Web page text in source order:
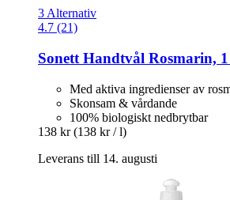
3 Alternativ
4.7 (21)
Sonett Handtvål Rosmarin,
Med aktiva ingredienser av
Skonsam & vårdande
100% biologiskt nedbrytbar
138 kr (138 kr / l)
Leverans till 14. augusti